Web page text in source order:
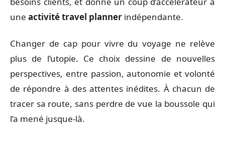
une activité travel planner indépendante.
Changer de cap pour vivre du voyage ne relève
plus de l’utopie. Ce choix dessine de nouvelles
perspectives, entre passion, autonomie et volonté
de répondre à des attentes inédites. À chacun de
tracer sa route, sans perdre de vue la boussole qui
l’a mené jusque-là.